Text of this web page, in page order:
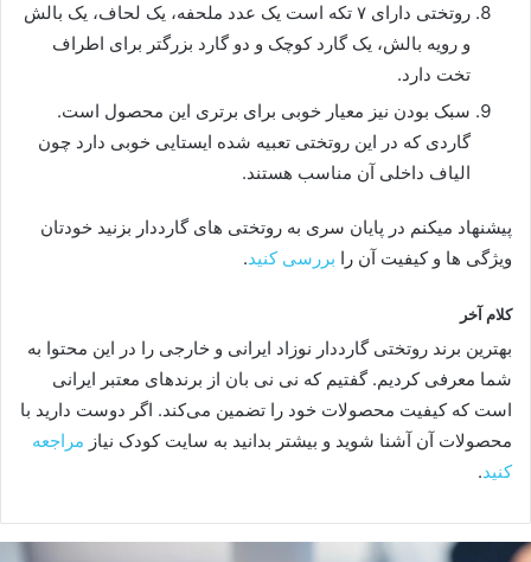
روتختی دارای ۷ تکه است یک عدد ملحفه، یک لحاف، یک بالش
و رویه بالش، یک گارد کوچک و دو گارد بزرگتر برای اطراف
تخت دارد.
سبک بودن نیز معیار خوبی برای برتری این محصول است.
گاردی که در این روتختی تعبیه شده ایستایی خوبی دارد چون
الیاف داخلی آن مناسب هستند.
پیشنهاد میکنم در پایان سری به روتختی های گارددار بزنید خودتان
ویژگی ها و کیفیت آن را بررسی کنید.
کلام آخر
بهترین برند روتختی گارددار نوزاد ایرانی و خارجی را در این محتوا به
شما معرفی کردیم. گفتیم که نی نی بان از برندهای معتبر ایرانی
است که کیفیت محصولات خود را تضمین می‌کند. اگر دوست دارید با
محصولات آن آشنا شوید و بیشتر بدانید به سایت کودک نیاز مراجعه
کنید.